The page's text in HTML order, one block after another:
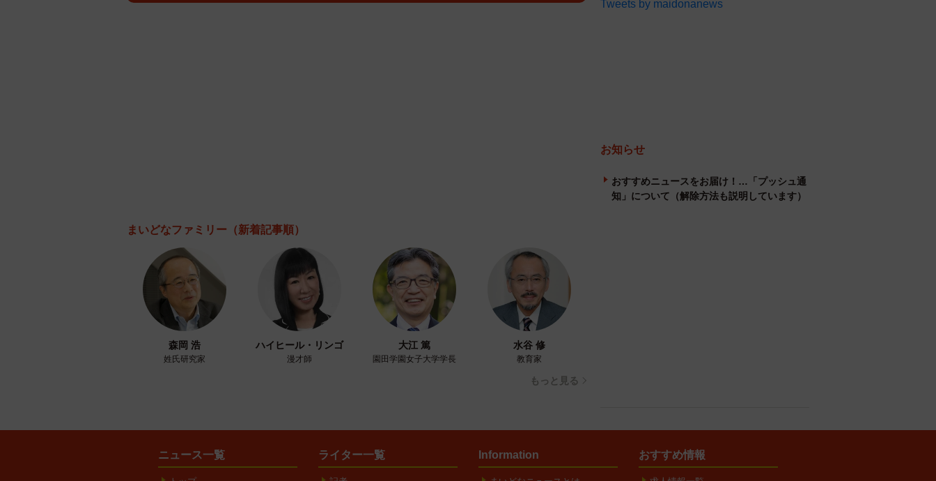
まいどなファミリー （新着記事順）
森岡 浩
姓氏研究家
ハイヒール・リンゴ
漫才師
大江 篤
園田学園女子大学学長
水谷 修
教育家
もっと見る
Tweets by maidonanews
お知らせ
おすすめニュースをお届け！…「プッシュ通
知」について（解除方法も説明しています）
ニュース一覧 ライター一覧 Information おすすめ情報